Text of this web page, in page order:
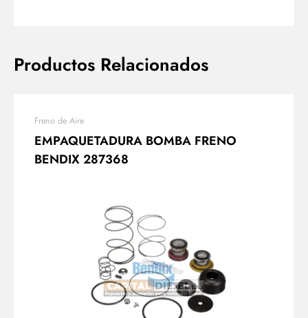
Productos Relacionados
Freno de Aire
EMPAQUETADURA BOMBA FRENO
BENDIX 287368